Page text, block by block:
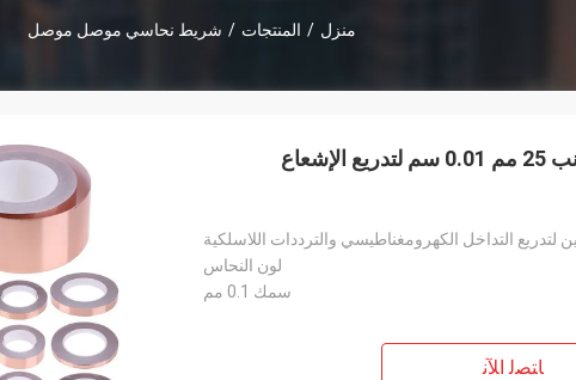
منزل / المنتجات / شريط نحاسي موصل موصل
شريط احباط نحاسي موصل مزدوج الجوانب 25 مم 0.01 سم لتدريع الإشعاع
التداخل الكهرومغناطيسي والترددات اللاسلكية
لون النحاس
سمك 0.1 مم
ﺎﺘﺼﻟ ﺍﻶﻧ